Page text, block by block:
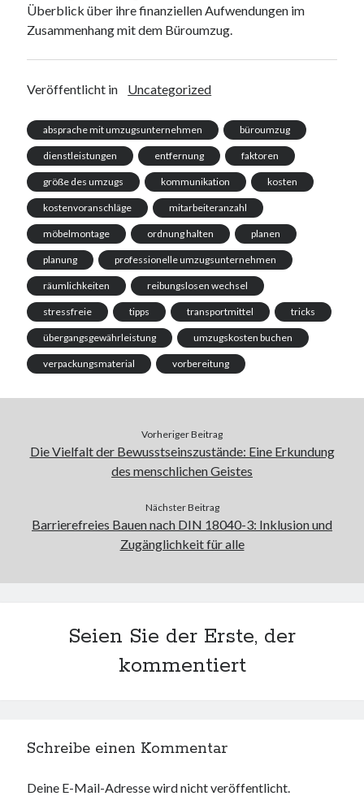
Überblick über ihre finanziellen Aufwendungen im
Zusammenhang mit dem Büroumzug.
Veröffentlicht in Uncategorized
absprache mit umzugsunternehmen büroumzug
dienstleistungen entfernung faktoren
größe des umzugs kommunikation kosten
kostenvoranschläge mitarbeiteranzahl
möbelmontage ordnung halten planen
planung professionelle umzugsunternehmen
räumlichkeiten reibungslosen wechsel
stressfreie tipps transportmittel tricks
übergangsgewährleistung umzugskosten buchen
verpackungsmaterial vorbereitung
Vorheriger Beitrag
Die Vielfalt der Bewusstseinszustände: Eine Erkundung
des menschlichen Geistes
Nächster Beitrag
Barrierefreies Bauen nach DIN 18040-3: Inklusion und
Zugänglichkeit für alle
Seien Sie der Erste, der
kommentiert
Schreibe einen Kommentar
Deine E-Mail-Adresse wird nicht veröffentlicht.